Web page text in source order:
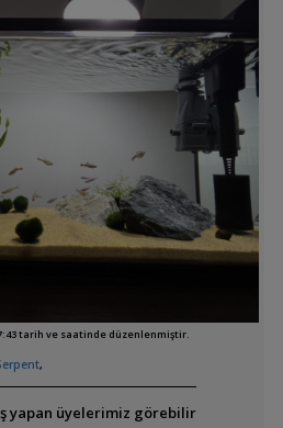
tarih ve saatinde düzenlenmiştir.
,
yapan üyelerimiz görebilir